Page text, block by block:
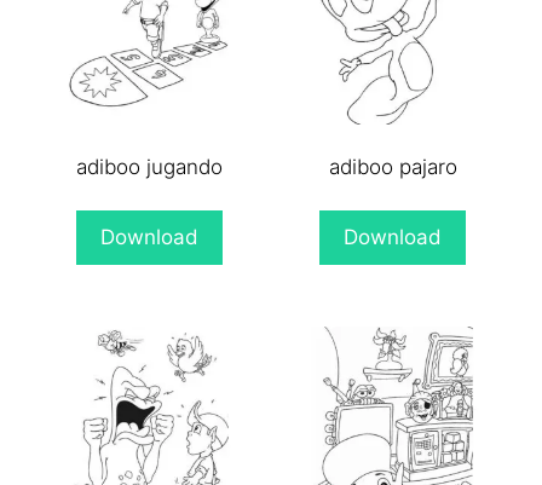
adiboo jugando
Download
adiboo pajaro
Download